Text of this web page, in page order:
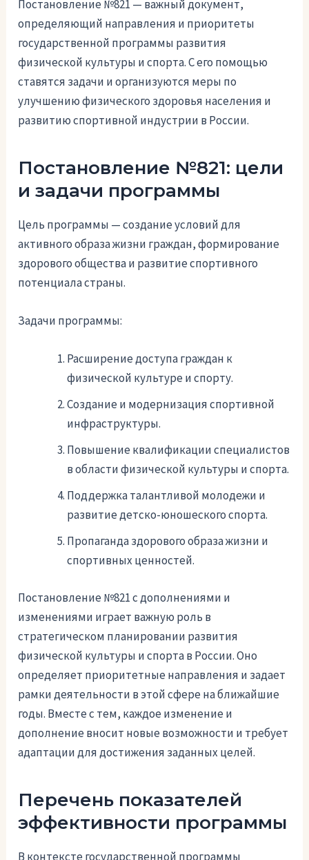
Постановление №821 — важный документ,
определяющий направления и приоритеты
государственной программы развития
физической культуры и спорта. С его помощью
ставятся задачи и организуются меры по
улучшению физического здоровья населения и
развитию спортивной индустрии в России.
Постановление №821: цели
и задачи программы
Цель программы — создание условий для
активного образа жизни граждан, формирование
здорового общества и развитие спортивного
потенциала страны.
Задачи программы:
Расширение доступа граждан к
физической культуре и спорту.
Создание и модернизация спортивной
инфраструктуры.
Повышение квалификации специалистов
в области физической культуры и спорта.
Поддержка талантливой молодежи и
развитие детско-юношеского спорта.
Пропаганда здорового образа жизни и
спортивных ценностей.
Постановление №821 с дополнениями и
изменениями играет важную роль в
стратегическом планировании развития
физической культуры и спорта в России. Оно
определяет приоритетные направления и задает
рамки деятельности в этой сфере на ближайшие
годы. Вместе с тем, каждое изменение и
дополнение вносит новые возможности и требует
адаптации для достижения заданных целей.
Перечень показателей
эффективности программы
В контексте государственной программы